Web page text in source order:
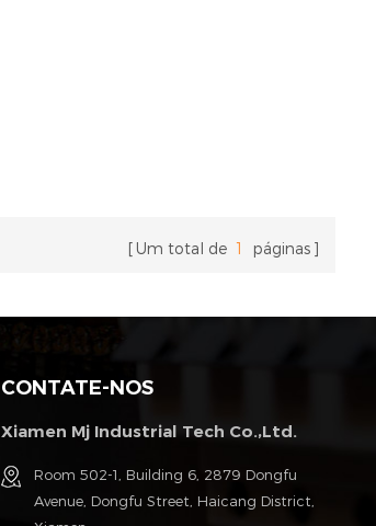
Um total de 1 páginas
CONTATE-NOS
Xiamen Mj Industrial Tech Co.,Ltd.
Room 502-1, Building 6, 2879 Dongfu
Avenue, Dongfu Street, Haicang District,